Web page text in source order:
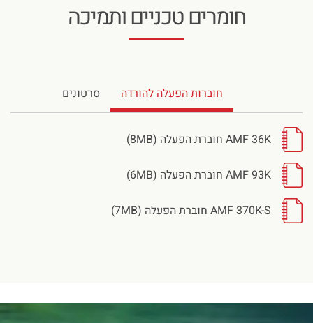
חומרים טכניים ותמיכה
חוברות הפעלה להורדה סרטונים
AMF 36K חוברת הפעלה (8MB)
AMF 93K חוברת הפעלה (6MB)
AMF 370K-S חוברת הפעלה (7MB)